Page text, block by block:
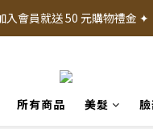
入會員就送 50 元購物禮金 ✦
入會員就送 50 元購物禮金 ✦
所有商品 美髮